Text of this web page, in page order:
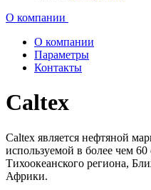
О компании
О компании
Параметры
Контакты
Caltex
Caltex является нефтяной
используемой в более чем 60
Тихоокеанского региона,
Африки.